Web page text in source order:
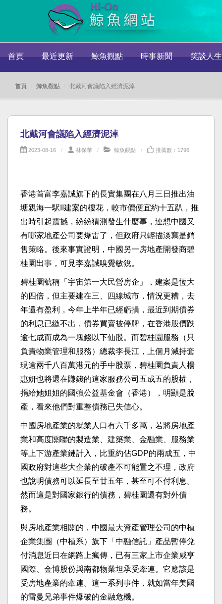
首頁 最近更新 鯨魚觀點 時事新聞 笑談人生
首頁 鯨魚觀點 北戴河會議陷入經濟泥淖
北戴河會議陷入經濟泥淖
2023-08-16 林保華 鯨魚觀點 推薦數：1796
香港首富李嘉誠旗下的長實集團在八月三日推出油
塘親海一駅II建案的樓花，較市價便宜約十五趴，推
出時引起震撼，紛紛猜測發生什麼事，連想中國又
有哪家地產公司要爆雷了，但政府只輕描淡寫是銷
售策略。後來事實證明，中國另一房地產開發商碧
桂園出事，可見李嘉誠嗅覺敏銳。
碧桂園號稱「宇宙第一大民營房企」，建案是恆大
的四倍，但主要建在三、四線城市，情況更糟，去
年還有盈利，今年上半年已經虧損，最近到期債券
的利息已繳不出，債券買賣被停牌，在香港股價跌
逾七成而成為一塊錢以下仙股。而碧桂園服務（只
負責物業管理和服務）總裁李長江，上個月減持套
現逾兩千八百萬港元的手中股票，碧桂園負責人楊
惠妍也將還在賺錢的這家服務公司五成五的股權，
捐給她姐姐的國強公益基金會（香港），明顯是脫
產，看來他們對重整債務已失信心。
中國房地產業的就業人口有六千多萬，若將房地產
業和高度關聯的製造業、建築業、金融業、服務業
等上下游產業鏈計入，比重約佔GDP的兩成五，中
國政府對這些大企業的破產不可能置之不理，政府
也說明債務可以延長至廿五年，甚至可不付利息。
然而這是對國家銀行的債務，碧桂園還有對外債
務。
與房地產業相關的，中國最大資產管理公司的中植
企業集團（中植系）旗下「中融信託」產品暫停兌
付消息近日在網路上瘋傳，已有三家上市企業咸亨
國際、金博股份與南都物業坦承受牽連。它應該是
受房地產業的牽連。這一系列事件，就如當年美國
的雷曼兄弟事件爆破的金融危機。